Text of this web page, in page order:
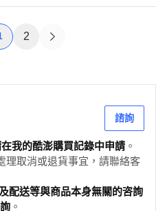
2
諮詢
我的酷澎購買記錄中申請 。
理取消或退貨事宜，請聯絡客
配送等與商品本身無關的咨詢
。